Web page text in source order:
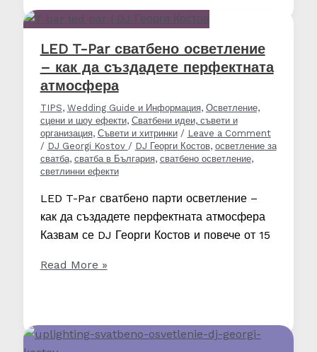
или
–
ефектът,
който
остава
завинаги
!
LED T-Par сватбено осветление
– как да създадете перфектната
атмосфера
TIPS, Wedding Guide и Информация, Осветление,
сцени и шоу ефекти, Сватбени идеи, съвети и
организация, Съвети и хитринки/ Leave a Comment
/ DJ Georgi Kostov / DJ Георги Костов, осветление за
сватба, сватба в България, сватбено осветление,
светлинни ефекти
LED T-Par сватбено парти осветление –
как да създадете перфектната атмосфера
Казвам се DJ Георги Костов и повече от 15
LED
осветление
Read More »